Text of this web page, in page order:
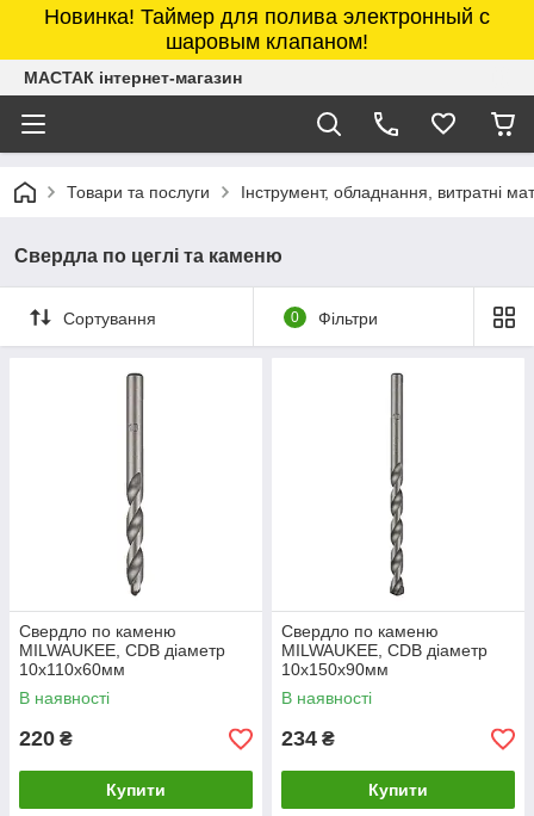
Новинка! Таймер для полива электронный с
шаровым клапаном!
МАСТАК інтернет-магазин
Товари та послуги Інструмент, обладнання, витратні
Свердла по цеглі та каменю
Сортування 0 Фільтри
Свердло по каменю
MILWAUKEE, CDB діаметр
10x110х60мм
В наявності
220 ₴
Купити
Свердло по каменю
MILWAUKEE, CDB діаметр
10x150х90мм
В наявності
234 ₴
Купити